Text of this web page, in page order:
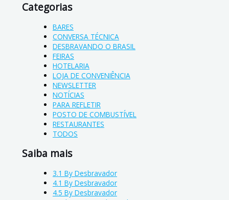
Categorias
BARES
CONVERSA TÉCNICA
DESBRAVANDO O BRASIL
FEIRAS
HOTELARIA
LOJA DE CONVENIÊNCIA
NEWSLETTER
NOTÍCIAS
PARA REFLETIR
POSTO DE COMBUSTÍVEL
RESTAURANTES
TODOS
Saiba mais
3.1 By Desbravador
4.1 By Desbravador
4.5 By Desbravador